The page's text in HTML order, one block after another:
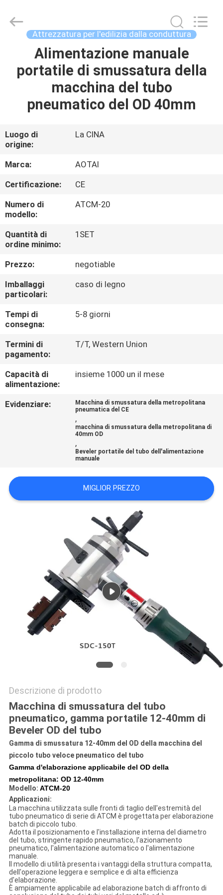
CASA
PRODOTTI
VIDEO
CIRCA
NOI
GIRO
DELLA
FABBRICA
CONTROLLO
DI
QUALITÀ
RICHIEDA
UNA
CITAZIONE
DEL
SULLA
PRIVACY
Technologies
Co.,Ltd..
Attrezzatura per l'edilizia dalla conduttura
Alimentazione manuale
portatile di smussatura della
macchina del tubo
pneumatico del OD 40mm
Luogo di
origine:
La CINA
Marca:
AOTAI
Certificazione:
CE
Numero di
modello:
ATCM-20
Quantità di
ordine minimo:
1SET
Prezzo:
negotiable
Imballaggi
particolari:
caso di legno
Tempi di
consegna:
5-8 giorni
Termini di
pagamento:
T/T, Western Union
Capacità di
alimentazione:
insieme 1000 un il mese
Evidenziare:
Macchina di smussatura della metropolitana
pneumatica del CE
,
macchina di smussatura della metropolitana di
40mm OD
,
Beveler portatile del tubo dell'alimentazione
manuale
MIGLIOR PREZZO
Descrizione di prodotto
Macchina di smussatura del tubo
pneumatico, gamma portatile 12-40mm di
Beveler OD del tubo
Gamma di smussatura 12-40mm del OD della macchina del
piccolo tubo veloce pneumatico del tubo
Gamma d'elaborazione applicabile del OD della
metropolitana: OD 12-40mm
Modello: ATCM-20
Applicazioni:
La macchina utilizzata sulle fronti di taglio dell'estremità del
tubo pneumatico di serie di ATCM è progettata per elaborazione
batch di piccolo tubo.
Adotta il posizionamento e l'installazione interna del diametro
del tubo, stringente rapido pneumatico, l'azionamento
pneumatico, l'alimentazione automatico o l'alimentazione
manuale.
Il modello di utilità presenta i vantaggi della struttura compatta,
dell'operazione leggera e semplice e di alta efficienza
d'elaborazione.
È ampiamente applicabile ad elaborazione batch di affronto di